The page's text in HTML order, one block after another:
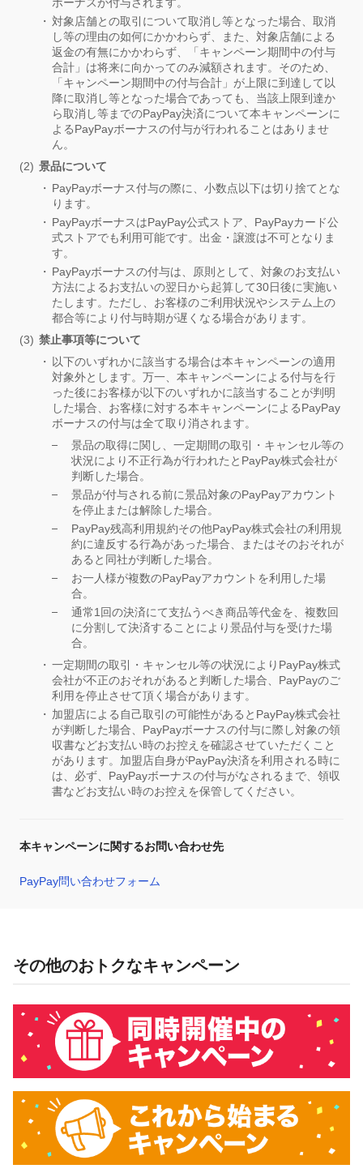
ボーナスが付与されます。
対象店舗との取引について取消し等となった場合、取消
し等の理由の如何にかかわらず、また、対象店舗による
返金の有無にかかわらず、「キャンペーン期間中の付与
合計」は将来に向かってのみ減額されます。そのため、
「キャンペーン期間中の付与合計」が上限に到達して以
降に取消し等となった場合であっても、当該上限到達か
ら取消し等までのPayPay決済について本キャンペーンに
よるPayPayボーナスの付与が行われることはありませ
ん。
景品について
PayPayボーナス付与の際に、小数点以下は切り捨てとな
ります。
PayPayボーナスはPayPay公式ストア、PayPayカード公
式ストアでも利用可能です。出金・譲渡は不可となりま
す。
PayPayボーナスの付与は、原則として、対象のお支払い
方法によるお支払いの翌日から起算して30日後に実施い
たします。ただし、お客様のご利用状況やシステム上の
都合等により付与時期が遅くなる場合があります。
禁止事項等について
以下のいずれかに該当する場合は本キャンペーンの適用
対象外とします。万一、本キャンペーンによる付与を行
った後にお客様が以下のいずれかに該当することが判明
した場合、お客様に対する本キャンペーンによるPayPay
ボーナスの付与は全て取り消されます。
景品の取得に関し、一定期間の取引・キャンセル等の
状況により不正行為が行われたとPayPay株式会社が
判断した場合。
景品が付与される前に景品対象のPayPayアカウント
を停止または解除した場合。
PayPay残高利用規約その他PayPay株式会社の利用規
約に違反する行為があった場合、またはそのおそれが
あると同社が判断した場合。
お一人様が複数のPayPayアカウントを利用した場
合。
通常1回の決済にて支払うべき商品等代金を、複数回
に分割して決済することにより景品付与を受けた場
合。
一定期間の取引・キャンセル等の状況によりPayPay株式
会社が不正のおそれがあると判断した場合、PayPayのご
利用を停止させて頂く場合があります。
加盟店による自己取引の可能性があるとPayPay株式会社
が判断した場合、PayPayボーナスの付与に際し対象の領
収書などお支払い時のお控えを確認させていただくこと
があります。加盟店自身がPayPay決済を利用される時に
は、必ず、PayPayボーナスの付与がなされるまで、領収
書などお支払い時のお控えを保管してください。
本キャンペーンに関するお問い合わせ先
PayPay問い合わせフォーム
その他のおトクなキャンペーン